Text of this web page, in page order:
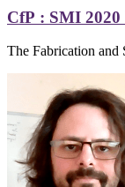
CfP : SMI
The Fabrication and